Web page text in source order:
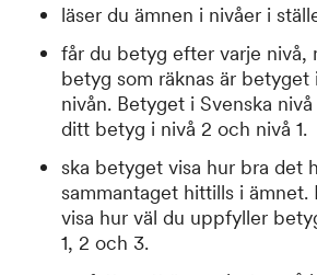
läser du ämnen i nivåer i
får du betyg efter varje nivå,
betyg som räknas är betyget
nivån. Betyget i Svenska
ditt betyg i nivå 2 och nivå 1.
ska betyget visa hur bra det
sammantaget hittills i ämnet.
visa hur väl du uppfyller
1, 2 och 3.